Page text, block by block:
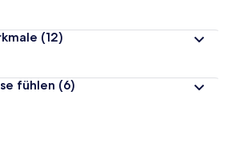
(12)
fühlen (6)